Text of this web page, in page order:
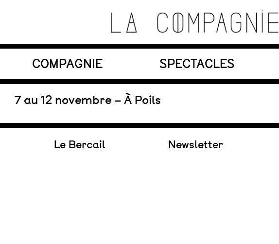
La Compagnie s'Appelle
Reviens
Théâtre de recherche où se croisent marionnettes,
COMPAGNIE SPECTACLES
En tournée
7 au 12 novembre – À Poils
Le Bercail Newsletter